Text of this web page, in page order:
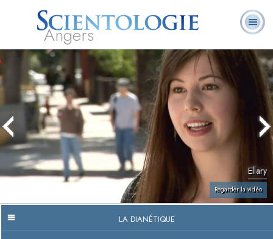
Angers
L. Ron Hubbard
Qu’est-ce que la
Scientologie ?
Ministres
volontaires
Foire aux
questions
Livres
Ellary
Regarder la vidéo
LA DIANÉTIQUE